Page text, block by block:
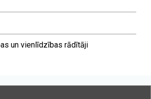
un vienlīdzības rādītāji